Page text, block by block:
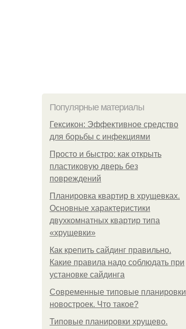
Популярные материалы
Гексикон: Эффективное средство
для борьбы с инфекциями
Просто и быстро: как открыть
пластиковую дверь без
повреждений
Планировка квартир в хрущевках.
Основные характеристики
двухкомнатных квартир типа
«хрущевки»
Как крепить сайдинг правильно.
Какие правила надо соблюдать при
установке сайдинга
Современные типовые планировки
новостроек. Что такое?
Типовые планировки хрущево.